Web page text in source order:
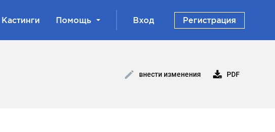
Кастинги Помощь Вход Регистрация
внести изменения PDF